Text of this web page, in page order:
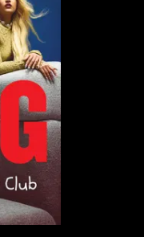
się na wysokim
oraz częstych
wiążące.
że zarówno
nad
co
decyzji
na